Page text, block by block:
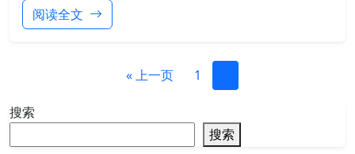
阅读全文
« 上一页 1
搜索
搜索